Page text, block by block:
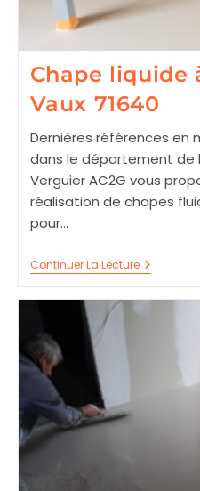
Chape liquide
Vaux 71640
Dernières références en
dans le département de
Verguier AC2G vous
réalisation de chapes
pour…
Continuer La LectureChape
Liquide